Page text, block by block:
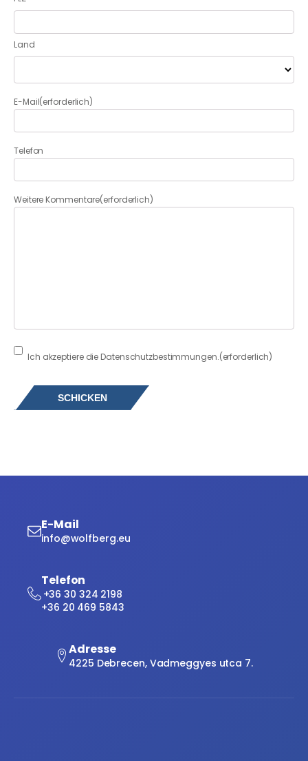
Land
E-Mail(erforderlich)
Telefon
Weitere Kommentare(erforderlich)
Consent (erforderlich)
Ich akzeptiere die Datenschutzbestimmungen.(erforderlich)
E-Mail
info@wolfberg.eu
Telefon
+36 30 324 2198
+36 20 469 5843
Adresse
4225 Debrecen, Vadmeggyes utca 7.